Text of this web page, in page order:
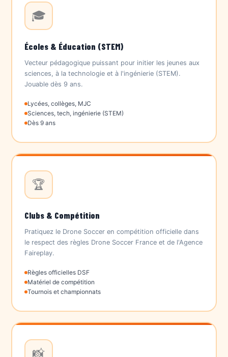
🎓
Écoles & Éducation (STEM)
Vecteur pédagogique puissant pour initier les jeunes aux
sciences, à la technologie et à l'ingénierie (STEM).
Jouable dès 9 ans.
Lycées, collèges, MJC
Sciences, tech, ingénierie (STEM)
Dès 9 ans
🏆
Clubs & Compétition
Pratiquez le Drone Soccer en compétition officielle dans
le respect des règles Drone Soccer France et de l'Agence
Faireplay.
Règles officielles DSF
Matériel de compétition
Tournois et championnats
📸